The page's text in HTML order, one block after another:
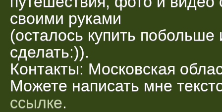
своими руками
(осталось купить
сделать:)).
Контакты: Московская
Можете написать мне
ссылке.